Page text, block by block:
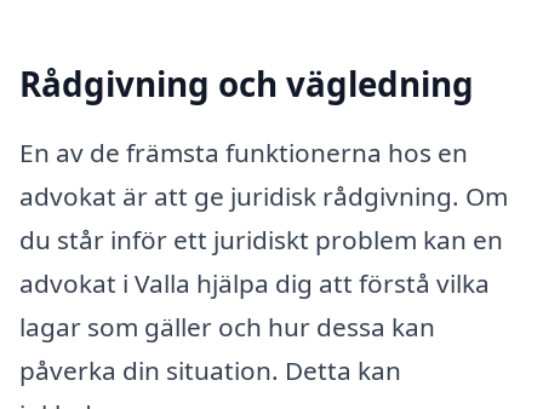
Rådgivning och vägledning
En av de främsta funktionerna hos en
advokat är att ge juridisk rådgivning. Om
du står inför ett juridiskt problem kan en
advokat i Valla hjälpa dig att förstå vilka
lagar som gäller och hur dessa kan
påverka din situation. Detta kan